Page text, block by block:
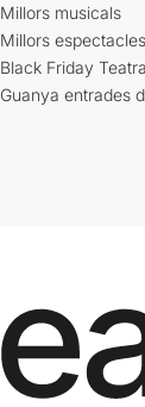
Millors musicals
Millors
Black Friday
Guanya entrades